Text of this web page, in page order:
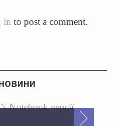
in to post a comment.
новини